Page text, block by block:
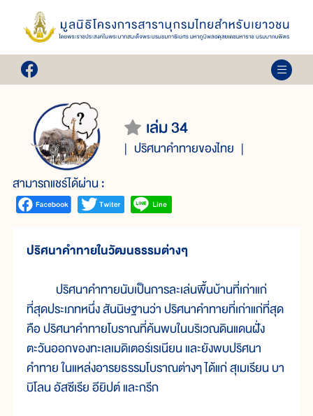
เล่ม 34
ปริศนาคำทายของไทย
สามารถแชร์ได้ผ่าน :
ปริศนาคำทายในวัฒนธรรมต่างๆ
ปริศนาคำทายนับเป็นการละเล่นพื้นบ้านที่เก่าแก่
ที่สุดประเภทหนึ่ง สันนิษฐานว่า ปริศนาคำทายที่เก่าแก่ที่สุด
คือ ปริศนาคำทายโบราณที่ค้นพบในบริเวณดินแดนฝั่ง
ตะวันออกของทะเลเมดิเตอร์เรเนียน และยังพบปริศนา
คำทาย ในแหล่งอารยธรรมโบราณต่างๆ ได้แก่ สุเมเรียน บา
บิโลน อัสซีเรีย อียิปต์ และกรีก